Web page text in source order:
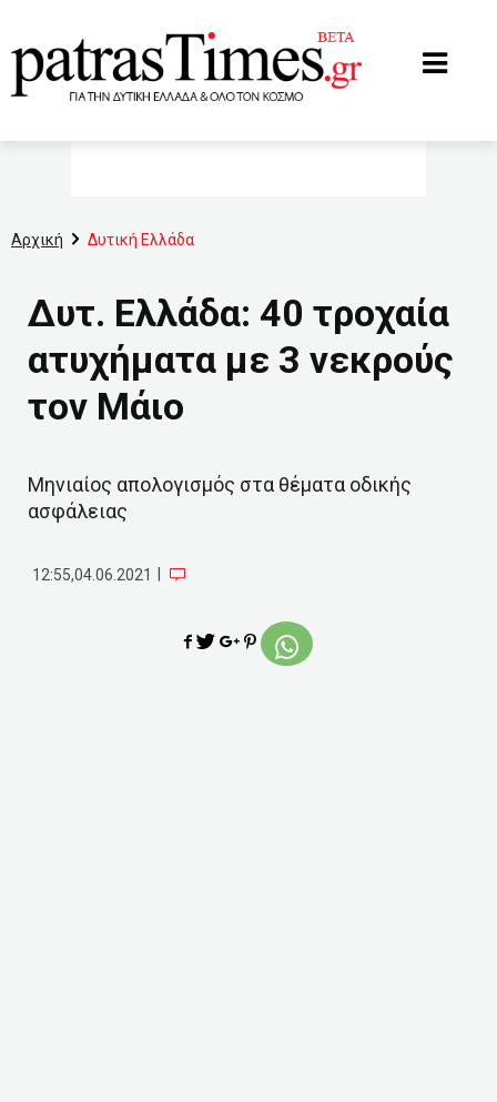
Αρχική Δυτική Ελλάδα
Δυτ. Ελλάδα: 40 τροχαία
ατυχήματα με 3 νεκρούς
τον Μάιο
Μηνιαίος απολογισμός στα θέματα οδικής
ασφάλειας
12:55,04.06.2021